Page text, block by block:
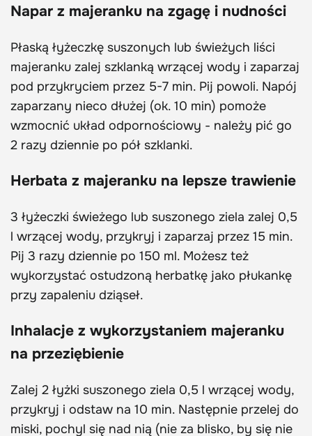
Napar z majeranku na zgagę i nudności
Płaską łyżeczkę suszonych lub świeżych liści
majeranku zalej szklanką wrzącej wody i zaparzaj
pod przykryciem przez 5-7 min. Pij powoli. Napój
zaparzany nieco dłużej (ok. 10 min) pomoże
wzmocnić układ odpornościowy - należy pić go
2 razy dziennie po pół szklanki.
Herbata z majeranku na lepsze trawienie
3 łyżeczki świeżego lub suszonego ziela zalej 0,5
l wrzącej wody, przykryj i zaparzaj przez 15 min.
Pij 3 razy dziennie po 150 ml. Możesz też
wykorzystać ostudzoną herbatkę jako płukankę
przy zapaleniu dziąseł.
Inhalacje z wykorzystaniem majeranku
na przeziębienie
Zalej 2 łyżki suszonego ziela 0,5 l wrzącej wody,
przykryj i odstaw na 10 min. Następnie przelej do
miski, pochyl się nad nią (nie za blisko, by się nie